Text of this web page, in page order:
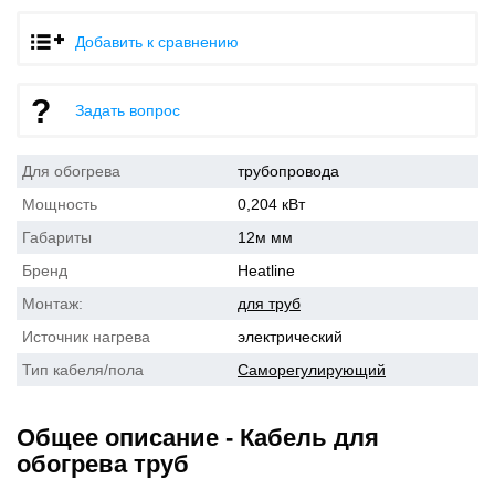
Добавить к сравнению
Задать вопрос
Для обогрева
трубопровода
Мощность
0,204 кВт
Габариты
12м мм
Бренд
Heatline
Монтаж:
для труб
Источник нагрева
электрический
Тип кабеля/пола
Саморегулирующий
Общее описание - Кабель для
обогрева труб